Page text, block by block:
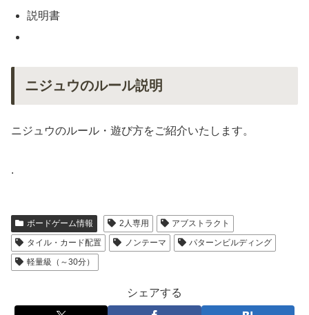
説明書
ニジュウのルール説明
ニジュウのルール・遊び方をご紹介いたします。
.
ボードゲーム情報 2人専用
アブストラクト
タイル・カード配置
ノンテーマ
パターンビルディング
軽量級（～30分）
シェアする